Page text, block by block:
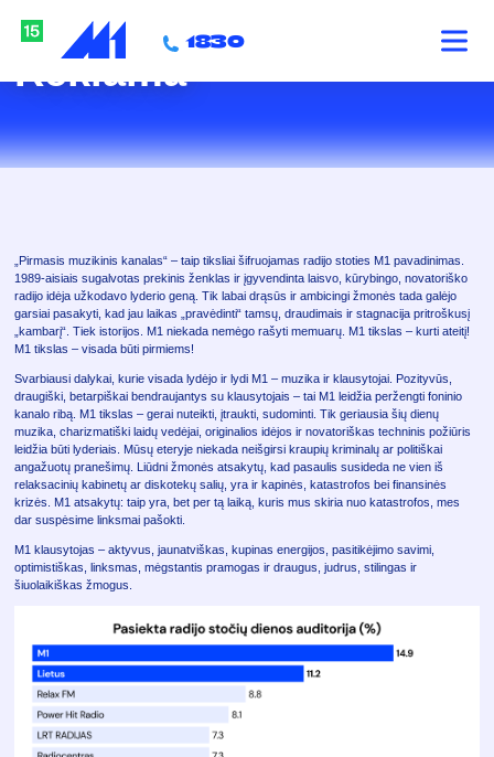
1830 M
Reklama
„Pirmasis muzikinis kanalas“ – taip tiksliai šifruojamas radijo stoties M1 pavadinimas.
1989-aisiais sugalvotas prekinis ženklas ir įgyvendinta laisvo, kūrybingo, novatoriško
radijo idėja užkodavo lyderio geną. Tik labai drąsūs ir ambicingi žmonės tada galėjo
garsiai pasakyti, kad jau laikas „pravėdinti“ tamsų, draudimais ir stagnacija pritroškusį
„kambarį“. Tiek istorijos. M1 niekada nemėgo rašyti memuarų. M1 tikslas – kurti ateitį!
M1 tikslas – visada būti pirmiems!
Svarbiausi dalykai, kurie visada lydėjo ir lydi M1 – muzika ir klausytojai. Pozityvūs,
draugiški, betarpiškai bendraujantys su klausytojais – tai M1 leidžia peržengti foninio
kanalo ribą. M1 tikslas – gerai nuteikti, įtraukti, sudominti. Tik geriausia šių dienų
muzika, charizmatiški laidų vedėjai, originalios idėjos ir novatoriškas techninis požiūris
leidžia būti lyderiais. Mūsų eteryje niekada neišgirsi kraupių kriminalų ar politiškai
angažuotų pranešimų. Liūdni žmonės atsakytų, kad pasaulis susideda ne vien iš
relaksacinių kabinetų ar diskotekų salių, yra ir kapinės, katastrofos bei finansinės
krizės. M1 atsakytų: taip yra, bet per tą laiką, kuris mus skiria nuo katastrofos, mes
dar suspėsime linksmai pašokti.
M1 klausytojas – aktyvus, jaunatviškas, kupinas energijos, pasitikėjimo savimi,
optimistiškas, linksmas, mėgstantis pramogas ir draugus, judrus, stilingas ir
šiuolaikiškas žmogus.